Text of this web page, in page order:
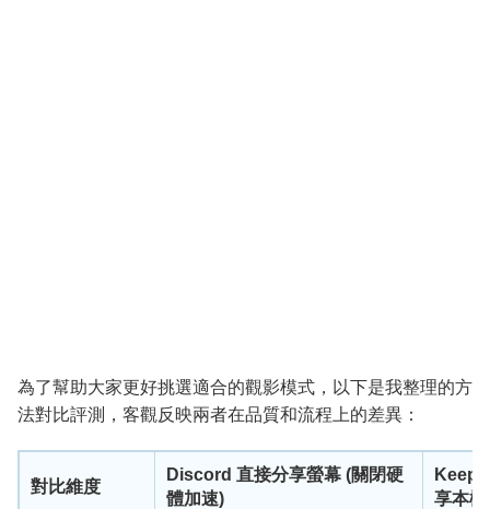
為了幫助大家更好挑選適合的觀影模式，以下是我整理的方
法對比評測，客觀反映兩者在品質和流程上的差異：
對比維度
Discord 直接分享螢幕 (關閉硬
體加速)
享本機